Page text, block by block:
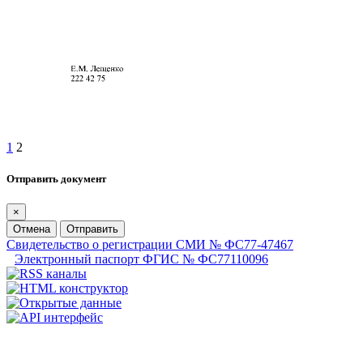
1 2
Отправить документ
×
Отмена
Отправить
Свидетельство о регистрации СМИ № ФС77-47467
Электронный паспорт ФГИС № ФС77110096